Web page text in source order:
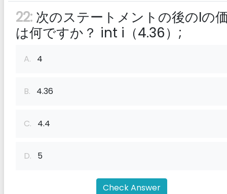
22: 次のステートメントの後のIの
は何ですか？ int i（4.36）;
A. 4
B. 4.36
C. 4.4
D. 5
Check Answer